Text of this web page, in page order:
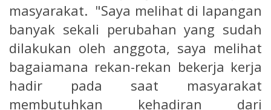
masyarakat. "Saya melihat di lapangan
banyak sekali perubahan yang sudah
dilakukan oleh anggota, saya melihat
bagaiamana rekan-rekan bekerja kerja
hadir pada saat masyarakat
membutuhkan kehadiran dari